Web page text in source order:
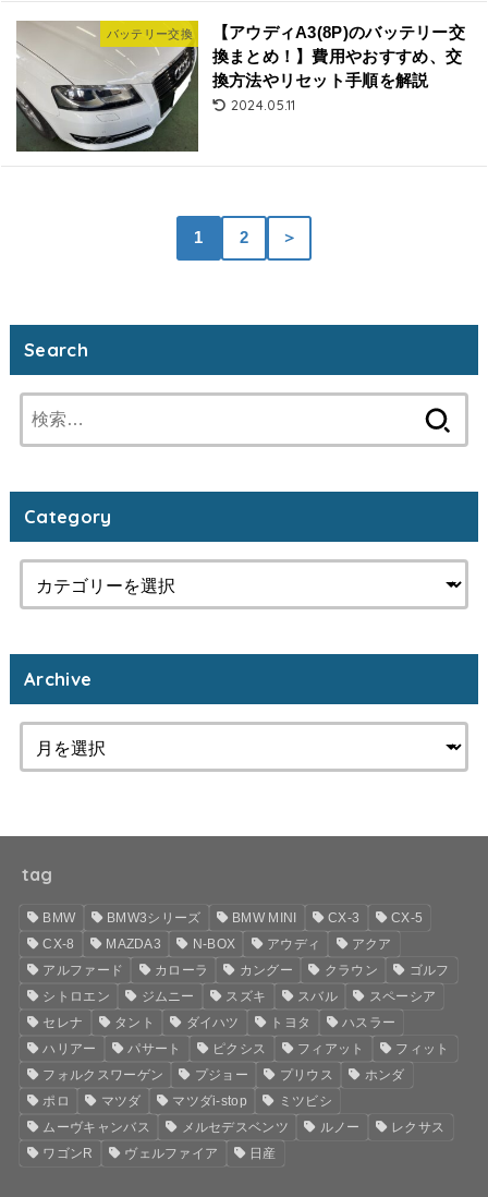
バッテリー交換
【アウディA3(8P)のバッテリー交
換まとめ！】費用やおすすめ、交
換方法やリセット手順を解説
2024.05.11
1 2 ＞
Search
索:
Category
Archive
tag
BMW BMW3シリーズ BMW MINI CX-3
CX-5
CX-8
MAZDA3 N-BOX アウディ
アクア
アルファード
カローラ カングー クラウン
ゴルフ
シトロエン
ジムニー スズキ スバル
スペーシア
セレナ
タント ダイハツ トヨタ
ハスラー
ハリアー
パサート ピクシス フィアット
フィット
フォルクスワーゲン
プジョー プリウス
ホンダ
ポロ
マツダ マツダi-stop
ミツビシ
ムーヴキャンバス
メルセデスベンツ ルノー
レクサス
ワゴンR
ヴェルファイア 日産